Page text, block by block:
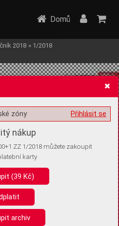
volitelných informací
ukládat žádné informace
vás ale požádali o souhlas s
Domů
2018 » 1/2018
Přihlásit se
zóny
nákup
ZZ 1/2018 můžete zakoupit
karty
(39 Kč)
archiv